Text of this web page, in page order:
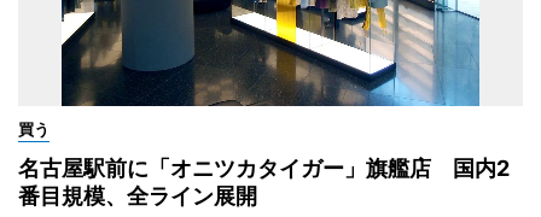
買う
名古屋駅前に「オニツカタイガー」旗艦店 国内2
番目規模、全ライン展開